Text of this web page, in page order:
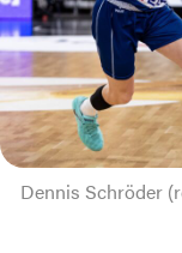
Dennis Schröder